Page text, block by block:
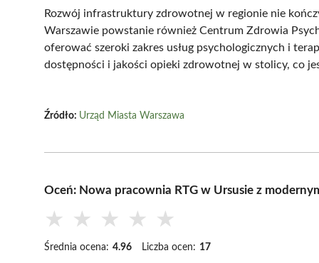
Rozwój infrastruktury zdrowotnej w regionie nie
Warszawie powstanie również Centrum Zdrowia
oferować szeroki zakres usług psychologicznych i
dostępności i jakości opieki zdrowotnej w stolicy, co
Źródło: Urząd Miasta Warszawa
Oceń: Nowa pracownia RTG w Ursusie z
★ ★ ★ ★ ★
Średnia ocena: 4.96 Liczba ocen: 17